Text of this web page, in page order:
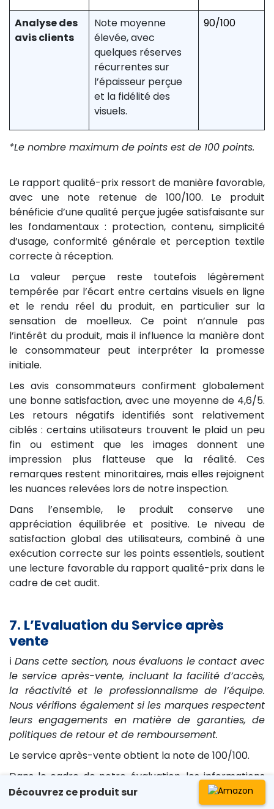
Analyse des
avis clients
Note moyenne
élevée, avec
quelques réserves
récurrentes sur
l’épaisseur perçue
et la fidélité des
visuels.
90/100
*Le nombre maximum de points est de 100 points.
Le rapport qualité-prix ressort de manière favorable,
avec une note retenue de 100/100. Le produit
bénéficie d’une qualité perçue jugée satisfaisante sur
les fondamentaux : protection, contenu, simplicité
d’usage, conformité générale et perception textile
correcte à réception.
La valeur perçue reste toutefois légèrement
tempérée par l’écart entre certains visuels en ligne
et le rendu réel du produit, en particulier sur la
sensation de moelleux. Ce point n’annule pas
l’intérêt du produit, mais il influence la manière dont
le consommateur peut interpréter la promesse
initiale.
Les avis consommateurs confirment globalement
une bonne satisfaction, avec une moyenne de 4,6/5.
Les retours négatifs identifiés sont relativement
ciblés : certains utilisateurs trouvent le plaid un peu
fin ou estiment que les images donnent une
impression plus flatteuse que la réalité. Ces
remarques restent minoritaires, mais elles rejoignent
les nuances relevées lors de notre inspection.
Dans l’ensemble, le produit conserve une
appréciation équilibrée et positive. Le niveau de
satisfaction global des utilisateurs, combiné à une
exécution correcte sur les points essentiels, soutient
une lecture favorable du rapport qualité-prix dans le
cadre de cet audit.
7. L’Evaluation du Service après
vente
ℹ️ Dans cette section, nous évaluons le contact avec
le service après-vente, incluant la facilité d’accès,
la réactivité et le professionnalisme de l’équipe.
Nous vérifions également si les marques respectent
leurs engagements en matière de garanties, de
politiques de retour et de remboursement.
Le service après-vente obtient la note de 100/100.
Dans le cadre de notre évaluation, les informations
liées au support étaient facilement accessibles. Les
réponses observées ont été jugées cohérentes avec
Découvrez ce produit sur